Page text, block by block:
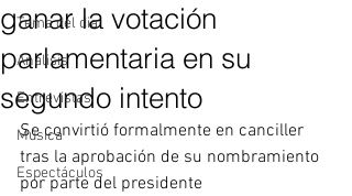
Tema del dia
Analisis
Entrevistas
Música
Espectáculos
ganar la votación
parlamentaria en su
segundo intento
Se convirtió formalmente en canciller
tras la aprobación de su nombramiento
por parte del presidente